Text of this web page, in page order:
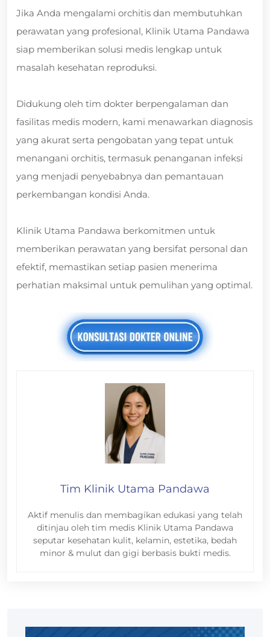
Jika Anda mengalami orchitis dan membutuhkan
perawatan yang profesional, Klinik Utama Pandawa
siap memberikan solusi medis lengkap untuk
masalah kesehatan reproduksi.
Didukung oleh tim dokter berpengalaman dan
fasilitas medis modern, kami menawarkan diagnosis
yang akurat serta pengobatan yang tepat untuk
menangani orchitis, termasuk penanganan infeksi
yang menjadi penyebabnya dan pemantauan
perkembangan kondisi Anda.
Klinik Utama Pandawa berkomitmen untuk
memberikan perawatan yang bersifat personal dan
efektif, memastikan setiap pasien menerima
perhatian maksimal untuk pemulihan yang optimal.
Tim Klinik Utama Pandawa
Aktif menulis dan membagikan edukasi yang telah
ditinjau oleh tim medis Klinik Utama Pandawa
seputar kesehatan kulit, kelamin, estetika, bedah
minor & mulut dan gigi berbasis bukti medis.